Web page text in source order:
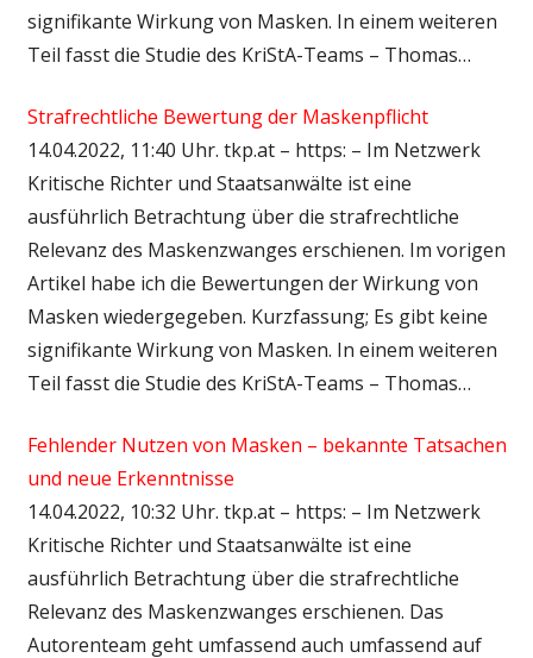
signifikante Wirkung von Masken. In einem weiteren
Teil fasst die Studie des KriStA-Teams – Thomas…
Strafrechtliche Bewertung der Maskenpflicht
14.04.2022, 11:40 Uhr. tkp.at – https: – Im Netzwerk
Kritische Richter und Staatsanwälte ist eine
ausführlich Betrachtung über die strafrechtliche
Relevanz des Maskenzwanges erschienen. Im vorigen
Artikel habe ich die Bewertungen der Wirkung von
Masken wiedergegeben. Kurzfassung; Es gibt keine
signifikante Wirkung von Masken. In einem weiteren
Teil fasst die Studie des KriStA-Teams – Thomas…
Fehlender Nutzen von Masken – bekannte Tatsachen
und neue Erkenntnisse
14.04.2022, 10:32 Uhr. tkp.at – https: – Im Netzwerk
Kritische Richter und Staatsanwälte ist eine
ausführlich Betrachtung über die strafrechtliche
Relevanz des Maskenzwanges erschienen. Das
Autorenteam geht umfassend auch umfassend auf